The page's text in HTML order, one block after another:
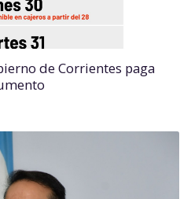
de Corrientes paga